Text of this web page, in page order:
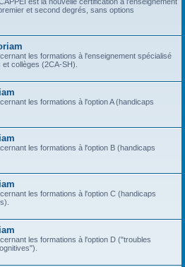
et second degrés, sans options
les formations à l'enseignement spécialisé
collèges (2CA-SH).
les formations à l'option A (handicaps
les formations à l'option B (handicaps
les formations à l'option C (handicaps
les formations à l'option D ("troubles